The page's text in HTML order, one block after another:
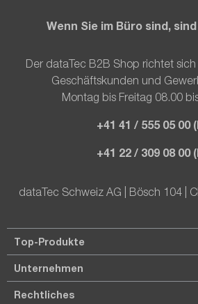
Wenn Sie im Büro sind,
Der dataTec B2B Shop richtet sich
Geschäftskunden und
Montag bis Freitag 08.00
+41 41 / 555 05 00
+41 22 / 309 08 00
dataTec Schweiz AG | Bösch 104 |
Top-Produkte
Unternehmen
Rechtliches